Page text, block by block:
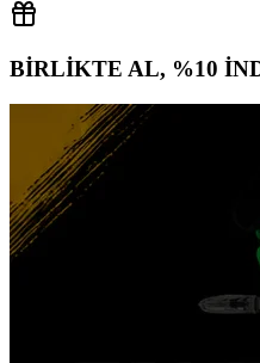
BİRLİKTE AL, %10